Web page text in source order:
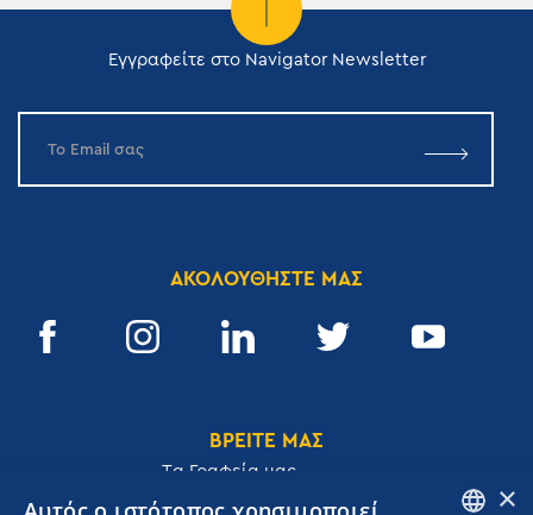
Εγγραφείτε στο Navigator Newsletter
ΑΚΟΛΟΥΘΗΣΤΕ ΜΑΣ
ΒΡΕΙΤΕ ΜΑΣ
Tα Γραφεία μας
×